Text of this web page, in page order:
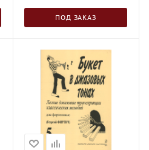
ПОД ЗАКАЗ